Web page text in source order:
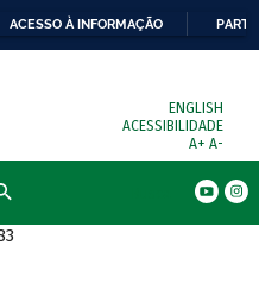
ACESSO À INFORMAÇÃO
ENGLISH
ACESSIBILIDADE
A+ A-